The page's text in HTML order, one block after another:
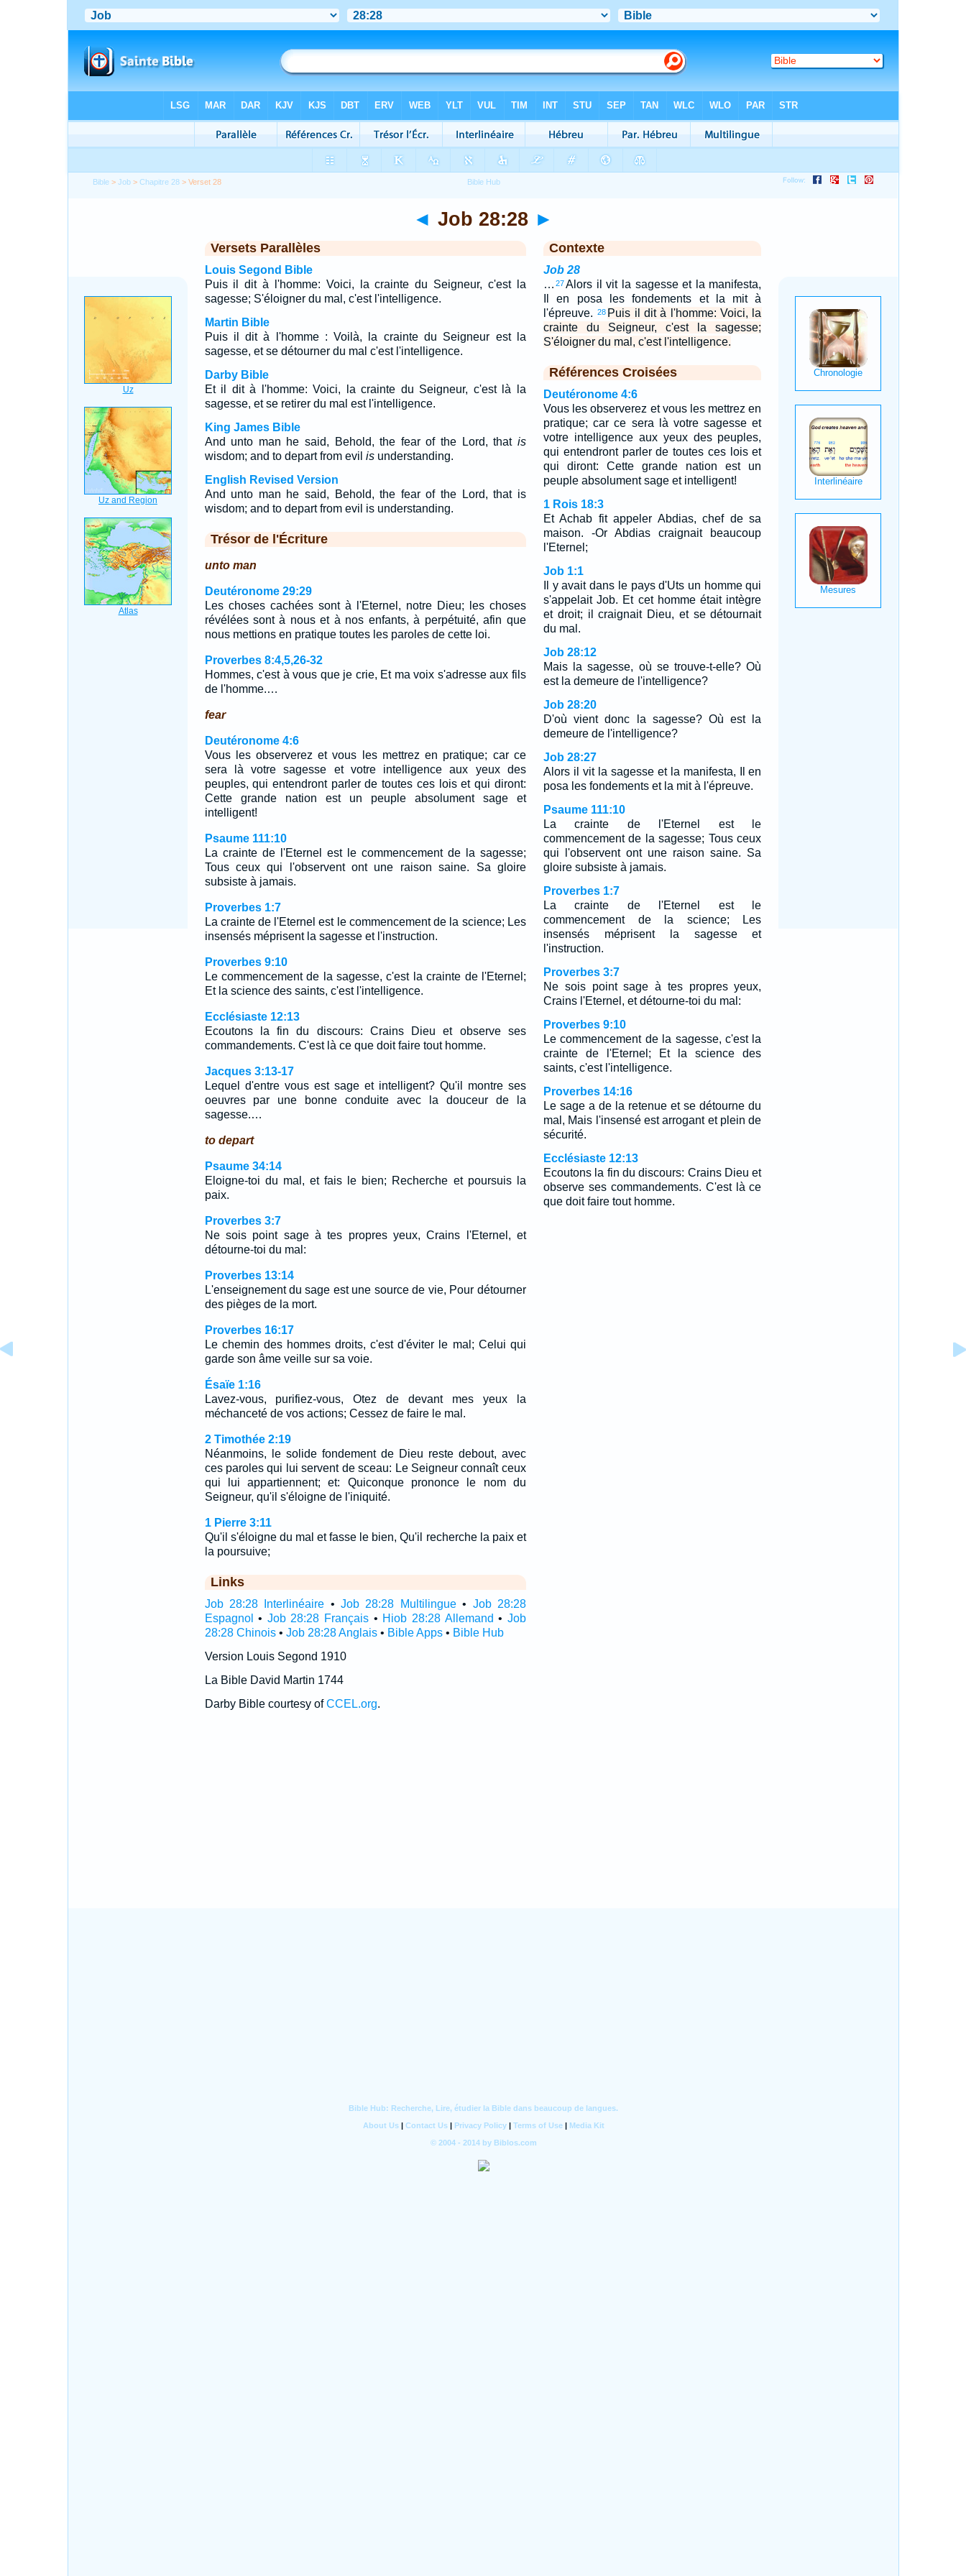
Bible >Job >Chapitre 28 > Verset 28
◄ Job 28:28 ►
Versets Parallèles
Louis Segond Bible
Puis il dit à l'homme: Voici, la crainte du Seigneur, c'est la
sagesse; S'éloigner du mal, c'est l'intelligence.
Martin Bible
Puis il dit à l'homme : Voilà, la crainte du Seigneur est la
sagesse, et se détourner du mal c'est l'intelligence.
Darby Bible
Et il dit à l'homme: Voici, la crainte du Seigneur, c'est là la
sagesse, et se retirer du mal est l'intelligence.
King James Bible
And unto man he said, Behold, the fear of the Lord, that is
wisdom; and to depart from evil isunderstanding.
English Revised Version
And unto man he said, Behold, the fear of the Lord, that is
wisdom; and to depart from evil is understanding.
Trésor de l'Écriture
unto man
Deutéronome 29:29
Les choses cachées sont à l'Eternel, notre Dieu; les choses
révélées sont à nous et à nos enfants, à perpétuité, afin que
nous mettions en pratique toutes les paroles de cette loi.
Proverbes 8:4,5,26-32
Hommes, c'est à vous que je crie, Et ma voix s'adresse aux fils
de l'homme.…
fear
Deutéronome 4:6
Vous les observerez et vous les mettrez en pratique; car ce
sera là votre sagesse et votre intelligence aux yeux des
peuples, qui entendront parler de toutes ces lois et qui diront:
Cette grande nation est un peuple absolument sage et
intelligent!
Psaume 111:10
La crainte de l'Eternel est le commencement de la sagesse;
Tous ceux qui l'observent ont une raison saine. Sa gloire
subsiste à jamais.
Proverbes 1:7
La crainte de l'Eternel est le commencement de la science; Les
insensés méprisent la sagesse et l'instruction.
Proverbes 9:10
Le commencement de la sagesse, c'est la crainte de l'Eternel;
Et la science des saints, c'est l'intelligence.
Ecclésiaste 12:13
Ecoutons la fin du discours: Crains Dieu et observe ses
commandements. C'est là ce que doit faire tout homme.
Jacques 3:13-17
Lequel d'entre vous est sage et intelligent? Qu'il montre ses
oeuvres par une bonne conduite avec la douceur de la
sagesse.…
to depart
Psaume 34:14
Eloigne-toi du mal, et fais le bien; Recherche et poursuis la
paix.
Proverbes 3:7
Ne sois point sage à tes propres yeux, Crains l'Eternel, et
détourne-toi du mal:
Proverbes 13:14
L'enseignement du sage est une source de vie, Pour détourner
des pièges de la mort.
Proverbes 16:17
Le chemin des hommes droits, c'est d'éviter le mal; Celui qui
garde son âme veille sur sa voie.
Ésaïe 1:16
Lavez-vous, purifiez-vous, Otez de devant mes yeux la
méchanceté de vos actions; Cessez de faire le mal.
2 Timothée 2:19
Néanmoins, le solide fondement de Dieu reste debout, avec
ces paroles qui lui servent de sceau: Le Seigneur connaît ceux
qui lui appartiennent; et: Quiconque prononce le nom du
Seigneur, qu'il s'éloigne de l'iniquité.
1 Pierre 3:11
Qu'il s'éloigne du mal et fasse le bien, Qu'il recherche la paix et
la poursuive;
Links
Job 28:28 Interlinéaire •Job 28:28 Multilingue• Job 28:28
Espagnol • Job 28:28 Français • Hiob 28:28 Allemand • Job
28:28 Chinois• Job 28:28 Anglais• Bible Apps• Bible Hub
Version Louis Segond 1910
La Bible David Martin 1744
Darby Bible courtesy ofCCEL.org.
Contexte
Job 28
… 27Alors il vit la sagesse et la manifesta,
Il en posa les fondements et la mit à
l'épreuve.
28 Puis il dit à l'homme: Voici, la
crainte du Seigneur, c'est la sagesse;
S'éloigner du mal, c'est l'intelligence.
Références Croisées
Deutéronome 4:6
Vous les observerez et vous les mettrez en
pratique; car ce sera là votre sagesse et
votre intelligence aux yeux des peuples,
qui entendront parler de toutes ces lois et
qui diront: Cette grande nation est un
peuple absolument sage et intelligent!
1 Rois 18:3
Et Achab fit appeler Abdias, chef de sa
maison. -Or Abdias craignait beaucoup
l'Eternel;
Job 1:1
Il y avait dans le pays d'Uts un homme qui
s'appelait Job. Et cet homme était intègre
et droit; il craignait Dieu, et se détournait
du mal.
Job 28:12
Mais la sagesse, où se trouve-t-elle? Où
est la demeure de l'intelligence?
Job 28:20
D'où vient donc la sagesse? Où est la
demeure de l'intelligence?
Job 28:27
Alors il vit la sagesse et la manifesta, Il en
posa les fondements et la mit à l'épreuve.
Psaume 111:10
La crainte de l'Eternel est le
commencement de la sagesse; Tous ceux
qui l'observent ont une raison saine. Sa
gloire subsiste à jamais.
Proverbes 1:7
La crainte de l'Eternel est le
commencement de la science; Les
insensés méprisent la sagesse et
l'instruction.
Proverbes 3:7
Ne sois point sage à tes propres yeux,
Crains l'Eternel, et détourne-toi du mal:
Proverbes 9:10
Le commencement de la sagesse, c'est la
crainte de l'Eternel; Et la science des
saints, c'est l'intelligence.
Proverbes 14:16
Le sage a de la retenue et se détourne du
mal, Mais l'insensé est arrogant et plein de
sécurité.
Ecclésiaste 12:13
Ecoutons la fin du discours: Crains Dieu et
observe ses commandements. C'est là ce
que doit faire tout homme.